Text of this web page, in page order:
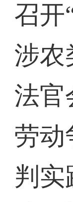
召开
涉农
法官
劳动
判实